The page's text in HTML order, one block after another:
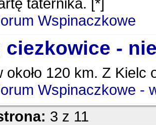
Wspinaczkowe
ciezkowice -
około 120 km. Z Kielc
Wspinaczkowe -
3 z 11